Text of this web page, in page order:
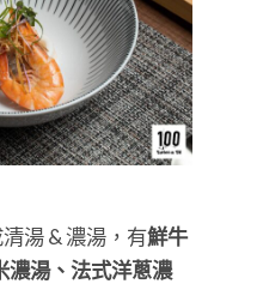
湯 & 濃湯，有鮮牛
濃湯、法式洋蔥濃